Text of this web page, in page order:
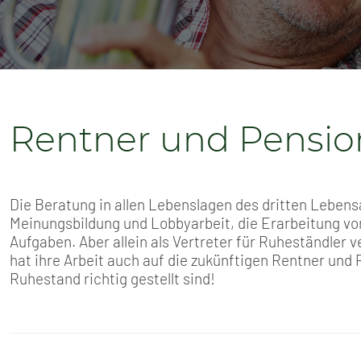
TARIF
MITGLIEDSCHAFT
Rentner und
Die Beratung in allen Lebenslagen des dritten
Meinungsbildung und Lobbyarbeit, die Erarbeitung
Aufgaben. Aber allein als Vertreter für Ruheständler
hat ihre Arbeit auch auf die zukünftigen Rentner und
Ruhestand richtig gestellt sind!